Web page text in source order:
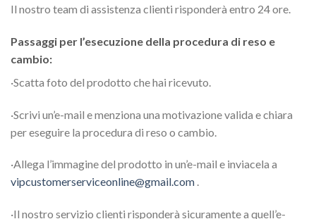
Il nostro team di assistenza clienti risponderà entro 24 ore.
Passaggi per l’esecuzione della procedura di reso e
cambio:
·Scatta foto del prodotto che hai ricevuto.
·Scrivi un’e-mail e menziona una motivazione valida e chiara
per eseguire la procedura di reso o cambio.
·Allega l’immagine del prodotto in un’e-mail e inviacela a
vipcustomerserviceonline@gmail.com .
·Il nostro servizio clienti risponderà sicuramente a quell’e-